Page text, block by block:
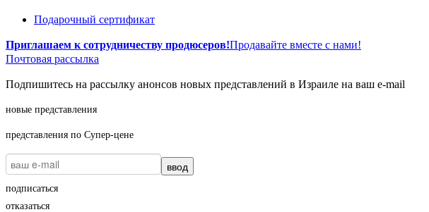
Подарочный сертификат
Приглашаем к сотрудничеству продюсеров!Продавайте вместе с нами!
Почтовая рассылка
Подпишитесь на рассылку анонсов новых представлений в Израиле на ваш e-mail
новые представления
представления по Супер-цене
ввод
подписаться
отказаться